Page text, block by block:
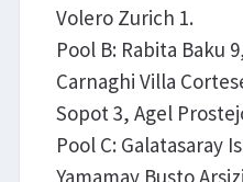
Volero Zurich 1.
Pool B: Rabita Baku
Carnaghi Villa
Sopot 3, Agel
Pool C: Galatasaray
Yamamay Busto